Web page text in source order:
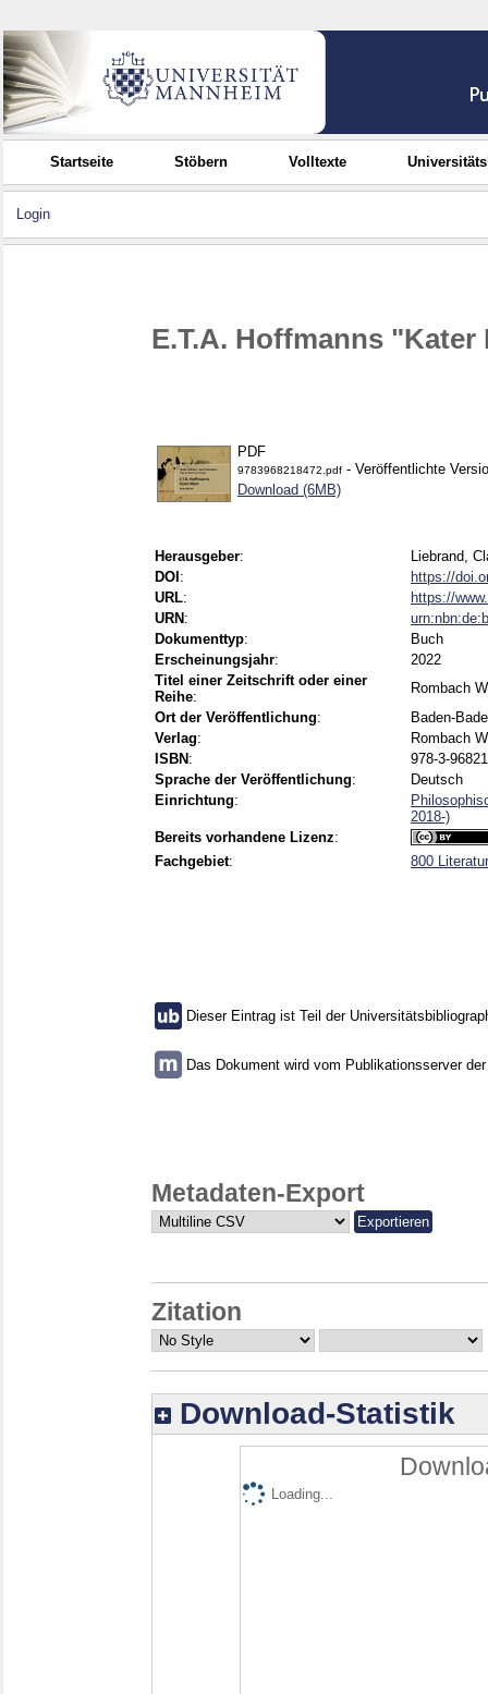
Startseite Stöbern Volltexte
Login
E.T.A. Hoffmanns
PDF
9783968218472.pdf - Veröffentlichte
Download (6MB)
Herausgeber:
Liebrand,
DOI :
https://
URL:
https://
URN :
Dokumenttyp:
Buch
Erscheinungsjahr:
2022
Titel einer Zeitschrift oder einer
Reihe:
Rombach
Ort der Veröffentlichung:
Baden-
Verlag:
Rombach
ISBN :
978-3-
Sprache der Veröffentlichung:
Deutsch
Einrichtung:
2018-)
Bereits vorhandene Lizenz:
Fachgebiet: 800
Dieser Eintrag ist Teil der
Das Dokument wird vom Publikationsserver
Metadaten-Export
Zitation
Download-Statistik
Loading...